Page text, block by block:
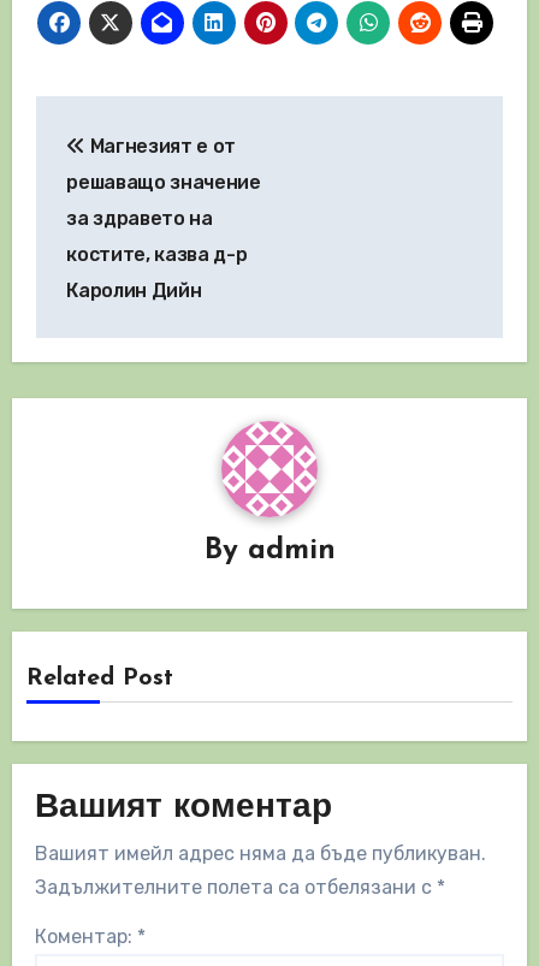
Магнезият е от
решаващо значение
за здравето на
костите, казва д-р
Каролин Дийн
By admin
Related Post
Вашият коментар
Вашият имейл адрес няма да бъде публикуван.
Задължителните полета са отбелязани с *
Коментар: *